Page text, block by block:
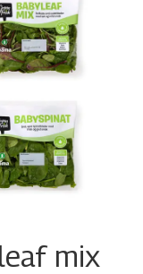
mix